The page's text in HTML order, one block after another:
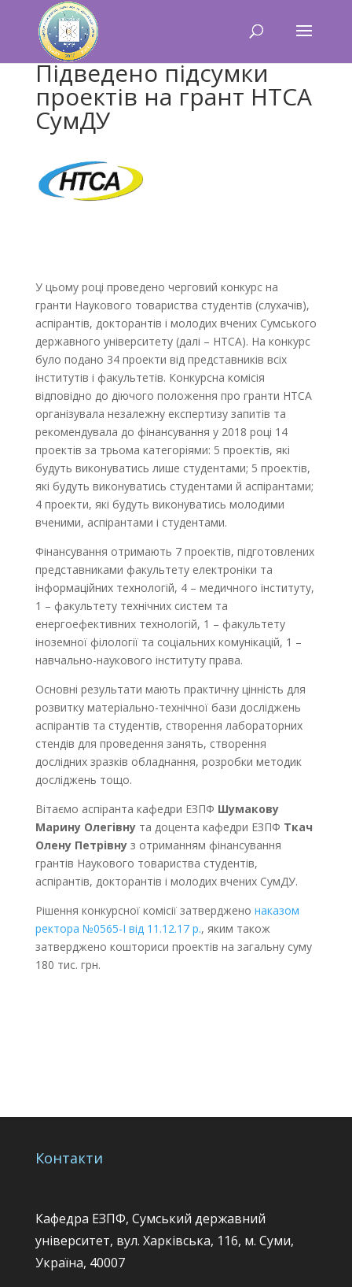
Підведено підсумки
проектів на грант НТСА
СумДУ
У цьому році проведено черговий конкурс на
гранти Наукового товариства студентів (слухачів),
аспірантів, докторантів і молодих вчених Сумського
державного університету (далі – НТСА). На конкурс
було подано 34 проекти від представників всіх
інститутів і факультетів. Конкурсна комісія
відповідно до діючого положення про гранти НТСА
організувала незалежну експертизу запитів та
рекомендувала до фінансування у 2018 році 14
проектів за трьома категоріями: 5 проектів, які
будуть виконуватись лише студентами; 5 проектів,
які будуть виконуватись студентами й аспірантами;
4 проекти, які будуть виконуватись молодими
вченими, аспірантами і студентами.
Фінансування отримають 7 проектів, підготовлених
представниками факультету електроніки та
інформаційних технологій, 4 – медичного інституту,
1 – факультету технічних систем та
енергоефективних технологій, 1 – факультету
іноземної філології та соціальних комунікацій, 1 –
навчально-наукового інституту права.
Основні результати мають практичну цінність для
розвитку матеріально-технічної бази досліджень
аспірантів та студентів, створення лабораторних
стендів для проведення занять, створення
дослідних зразків обладнання, розробки методик
досліджень тощо.
Вітаємо аспіранта кафедри ЕЗПФ Шумакову
Марину Олегівнута доцента кафедри ЕЗПФ Ткач
Олену Петрівнуз отриманням фінансування
грантів Наукового товариства студентів,
аспірантів, докторантів і молодих вчених СумДУ.
Рішення конкурсної комісії затверджено наказом
ректора №0565-І від 11.12.17 р., яким також
затверджено кошториси проектів на загальну суму
180 тис. грн.
Контакти
Кафедра ЕЗПФ, Сумський державний
університет, вул. Харківська, 116, м. Суми,
Україна, 40007